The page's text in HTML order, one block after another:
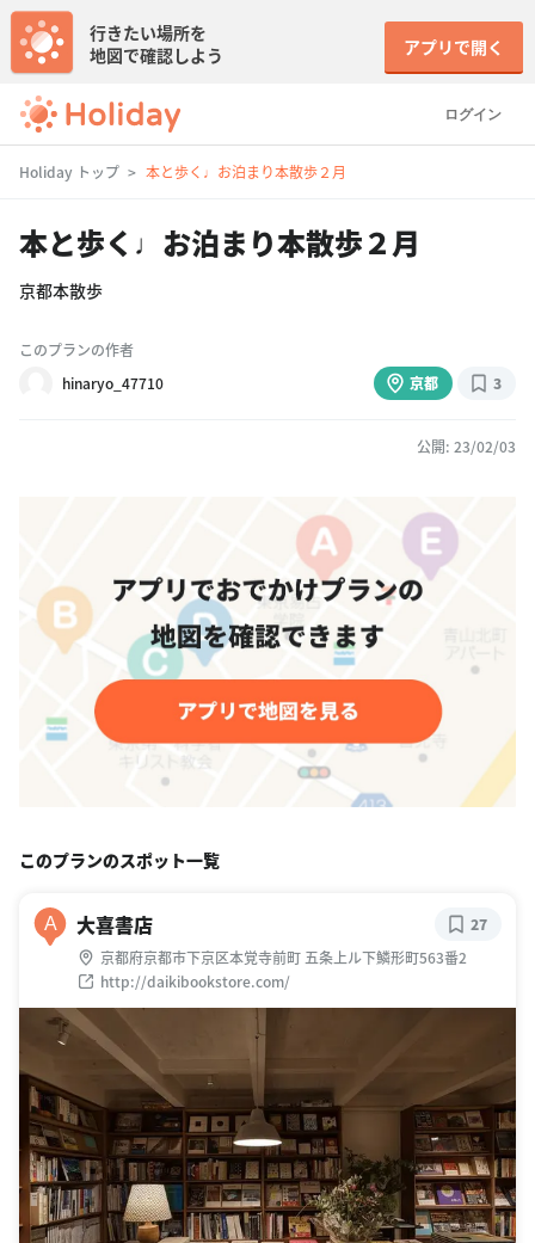
ログイン
行きたい場所を
地図で確認しよう
アプリで開く
Holiday トップ 本と歩く♩お泊まり本散歩２月
本と歩く♩お泊まり本散歩２月
京都本散歩
このプランの作者
hinaryo_47710
京都 3
公開: 23/02/03
このプランのスポット一覧
A 大喜書店
京都府京都市下京区本覚寺前町 五条上ル下鱗形町563番2
http://daikibookstore.com/
27